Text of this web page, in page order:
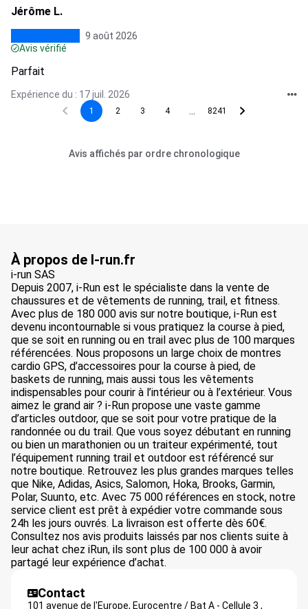
Jérôme L.
9 août 2026
Avis vérifié
Parfait
Expérience du : 17 juil. 2026
1 2 3 4 8241
Avis affichés par ordre chronologique
À propos de I-run.fr
i-run SAS
Depuis 2007, i-Run est le spécialiste dans la vente de
chaussures et de vêtements de running, trail, et fitness.
Avec plus de 180 000 avis sur notre boutique, i-Run est
devenu incontournable si vous pratiquez la course à pied,
que se soit en running ou en trail avec plus de 100 marques
référencées. Nous proposons un large choix de montres
cardio GPS, d’accessoires pour la course à pied, de
baskets de running, mais aussi tous les vêtements
indispensables pour courir à l’intérieur ou à l’extérieur. Vous
aimez le grand air ? i-Run propose une vaste gamme
d’articles outdoor, que se soit pour votre pratique de la
randonnée ou du trail. Que vous soyez débutant en running
ou bien un marathonien ou un traiteur expérimenté, tout
l’équipement running trail et outdoor est référencé sur
notre boutique. Retrouvez les plus grandes marques telles
que Nike, Adidas, Asics, Salomon, Hoka, Brooks, Garmin,
Polar, Suunto, etc. Avec 75 000 références en stock, notre
service client est prêt à expédier votre commande sous
24h les jours ouvrés. La livraison est offerte dès 60€.
Consultez nos avis produits laissés par nos clients suite à
leur achat chez iRun, ils sont plus de 100 000 à avoir
partagé leur expérience d’achat.
Contact
101 avenue de l'Europe, Eurocentre / Bat A - Cellule 3 ,